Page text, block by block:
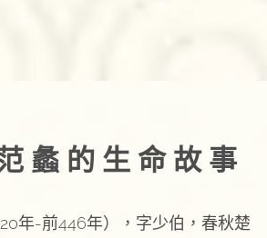
蠡 的 生 命 故 事
年-前446年），字少伯，春秋楚